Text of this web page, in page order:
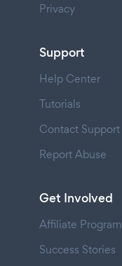
Privacy
Support
Help Center
Tutorials
Contact Support
Report Abuse
Get Involved
Affiliate Program
Success Stories